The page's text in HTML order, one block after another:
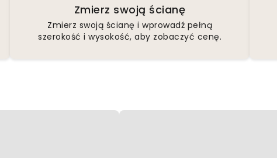
Zmierz swoją ścianę
Zmierz swoją ścianę i wprowadź pełną
szerokość i wysokość, aby zobaczyć cenę.